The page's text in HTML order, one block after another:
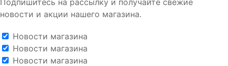
новости и акции нашего магазина.
Новости магазина
Новости магазина
Новости магазина